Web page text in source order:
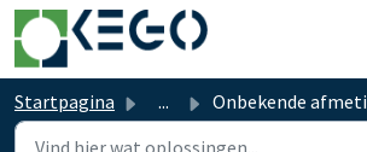
Doorgaan naar hoofdinhoud
Startpagina ... Onbekende afmeting PV panelen